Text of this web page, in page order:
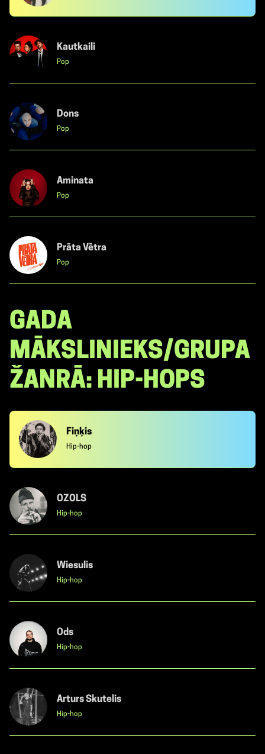
Kautkaili
Pop
Dons
Pop
Aminata
Pop
Prāta Vētra
Pop
GADA
MĀKSLINIEKS/GRUPA
ŽANRĀ: HIP-HOPS
Fiņķis
Hip-hop
OZOLS
Hip-hop
Wiesulis
Hip-hop
Ods
Hip-hop
Arturs Skutelis
Hip-hop